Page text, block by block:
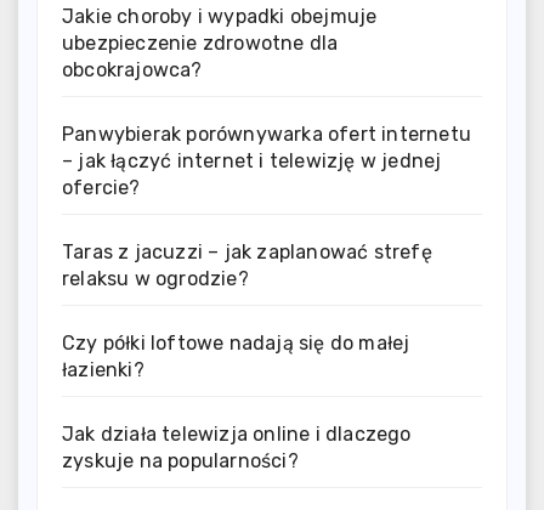
Jakie choroby i wypadki obejmuje
ubezpieczenie zdrowotne dla
obcokrajowca?
Panwybierak porównywarka ofert internetu
– jak łączyć internet i telewizję w jednej
ofercie?
Taras z jacuzzi – jak zaplanować strefę
relaksu w ogrodzie?
Czy półki loftowe nadają się do małej
łazienki?
Jak działa telewizja online i dlaczego
zyskuje na popularności?